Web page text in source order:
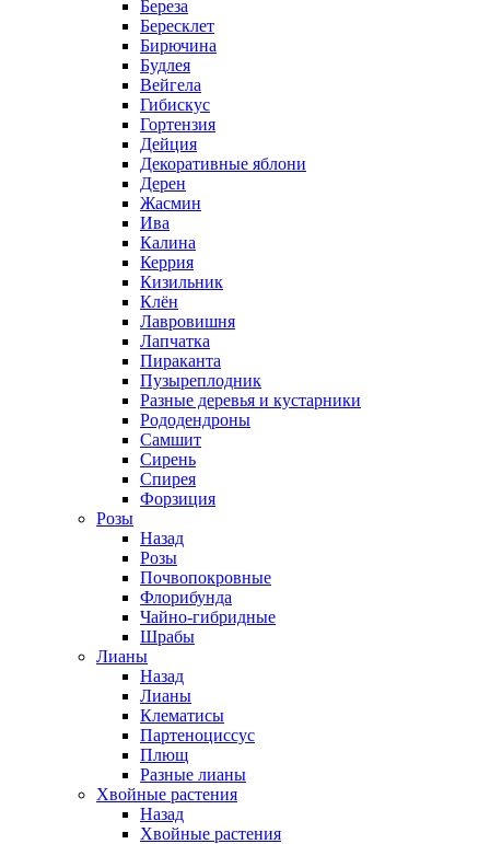
Береза
Бересклет
Бирючина
Будлея
Вейгела
Гибискус
Гортензия
Дейция
Декоративные яблони
Дерен
Жасмин
Ива
Калина
Керрия
Кизильник
Клён
Лавровишня
Лапчатка
Пираканта
Пузыреплодник
Разные деревья и кустарники
Рододендроны
Самшит
Сирень
Спирея
Форзиция
Розы
Назад
Розы
Почвопокровные
Флорибунда
Чайно-гибридные
Шрабы
Лианы
Назад
Лианы
Клематисы
Партеноциссус
Плющ
Разные лианы
Хвойные растения
Назад
Хвойные растения